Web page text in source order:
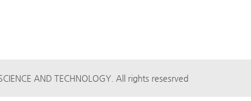
AND TECHNOLOGY. All rights resesrved